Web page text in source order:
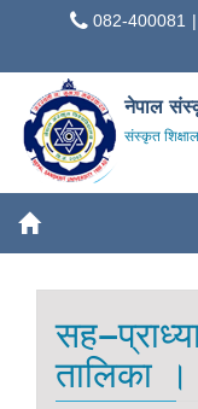
082-400081
नेपाल
संस्कृत
तालिका ।